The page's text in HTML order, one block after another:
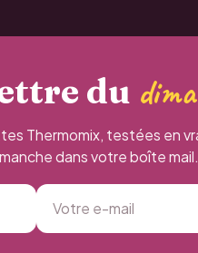
du
Thermomix, testées en
dans votre boîte mail.